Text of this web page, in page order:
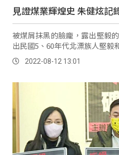
見證煤業輝煌史 朱健炫記
被煤屑抹黑的臉龐，露出堅毅
出民國5、60年代北漂族人堅毅
2022-08-12 13:01